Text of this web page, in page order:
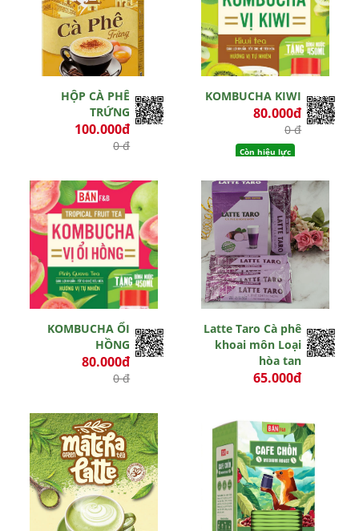
HỘP CÀ PHÊ
TRỨNG
100.000đ
0 đ
KOMBUCHA KIWI
80.000đ
0 đ
Còn hiệu lực
KOMBUCHA ỔI
HỒNG
80.000đ
0 đ
Latte Taro Cà phê
khoai môn Loại
hòa tan
65.000đ